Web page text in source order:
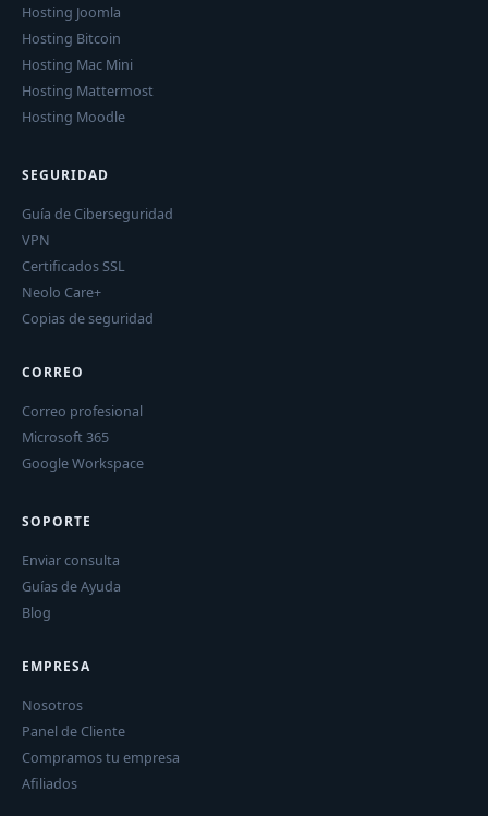
Hosting Joomla
Hosting Bitcoin
Hosting Mac Mini
Hosting Mattermost
Hosting Moodle
SEGURIDAD
Guía de Ciberseguridad
VPN
Certificados SSL
Neolo Care+
Copias de seguridad
CORREO
Correo profesional
Microsoft 365
Google Workspace
SOPORTE
Enviar consulta
Guías de Ayuda
Blog
EMPRESA
Nosotros
Panel de Cliente
Compramos tu empresa
Afiliados